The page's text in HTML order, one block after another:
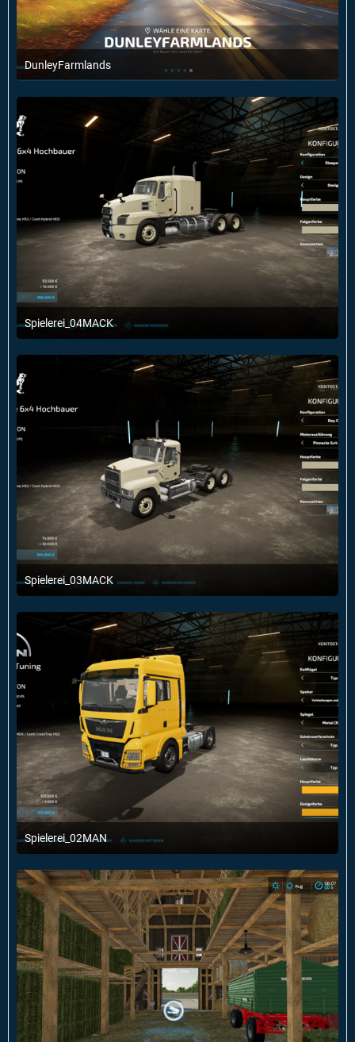
DunleyFarmlands
8. Februar 2024 um 10:27
3
Spielerei_04MACK
29. Januar 2022 um 12:52
Spielerei_03MACK
29. Januar 2022 um 12:51
Spielerei_02MAN
29. Januar 2022 um 12:50
1